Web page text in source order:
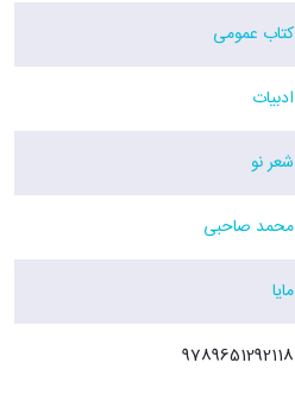
کتاب عمومی
ادبیات
شعر نو
محمد صاحبی
مایا
9789651292118